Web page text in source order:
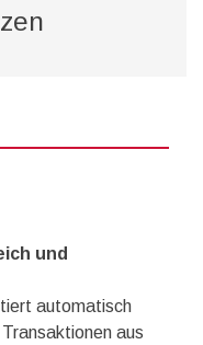
und
automatisch
aus